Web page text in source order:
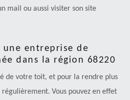
mail ou aussi visiter son site
une entreprise de
dans la région 68220
de votre toit, et pour la rendre plus
Vous pouvez en effet